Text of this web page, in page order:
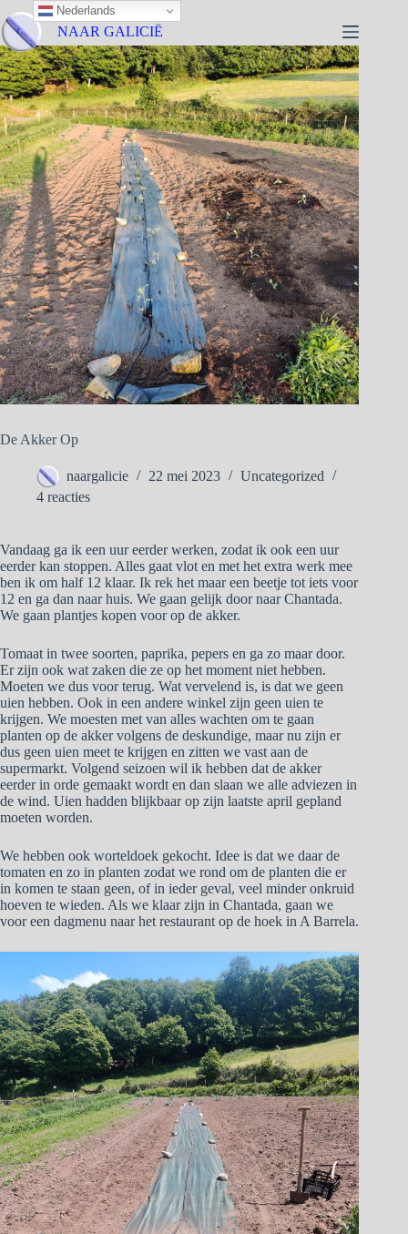
NAAR GALICIË
De Akker Op
naargalicie 22 mei 2023
Uncategorized
4 reacties
Vandaag ga ik een uur eerder werken, zodat ik ook een uur
eerder kan stoppen. Alles gaat vlot en met het extra werk mee
ben ik om half 12 klaar. Ik rek het maar een beetje tot iets voor
12 en ga dan naar huis. We gaan gelijk door naar Chantada.
We gaan plantjes kopen voor op de akker.
Tomaat in twee soorten, paprika, pepers en ga zo maar door.
Er zijn ook wat zaken die ze op het moment niet hebben.
Moeten we dus voor terug. Wat vervelend is, is dat we geen
uien hebben. Ook in een andere winkel zijn geen uien te
krijgen. We moesten met van alles wachten om te gaan
planten op de akker volgens de deskundige, maar nu zijn er
dus geen uien meet te krijgen en zitten we vast aan de
supermarkt. Volgend seizoen wil ik hebben dat de akker
eerder in orde gemaakt wordt en dan slaan we alle adviezen in
de wind. Uien hadden blijkbaar op zijn laatste april gepland
moeten worden.
We hebben ook worteldoek gekocht. Idee is dat we daar de
tomaten en zo in planten zodat we rond om de planten die er
in komen te staan geen, of in ieder geval, veel minder onkruid
hoeven te wieden. Als we klaar zijn in Chantada, gaan we
voor een dagmenu naar het restaurant op de hoek in A Barrela.
Nederlands